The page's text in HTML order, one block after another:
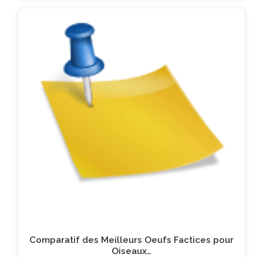
Comparatif des Meilleurs Oeufs Factices pour
Oiseaux…